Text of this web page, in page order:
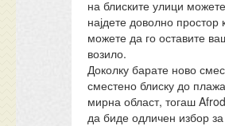
на блиските улици
најдете доволно простор
можете да го оставите
возило.
Доколку барате ново
сместено блиску до
мирна област, тогаш
да биде одличен избор